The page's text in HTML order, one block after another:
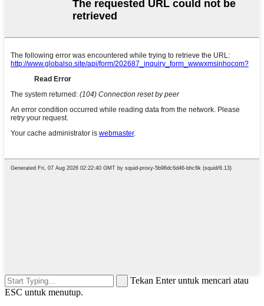
Tekan Enter untuk mencari atau
ESC untuk menutup.